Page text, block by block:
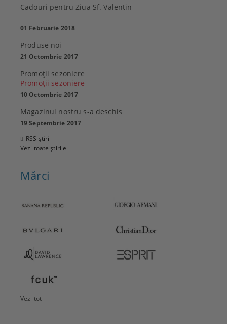
Cadouri pentru Ziua Sf. Valentin
01 Februarie 2018
Produse noi
21 Octombrie 2017
Promoţii sezoniere
Promoţii sezoniere
10 Octombrie 2017
Magazinul nostru s-a deschis
19 Septembrie 2017
RSS știri
Vezi toate știrile
Mărci
Vezi tot